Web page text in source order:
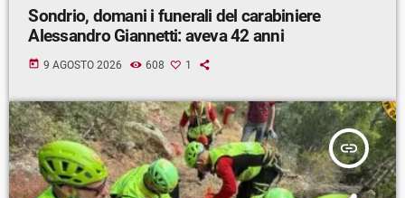
Sondrio, domani i funerali del carabiniere
Alessandro Giannetti: aveva 42 anni
today 9 AGOSTO 2026 608 1
insert_link